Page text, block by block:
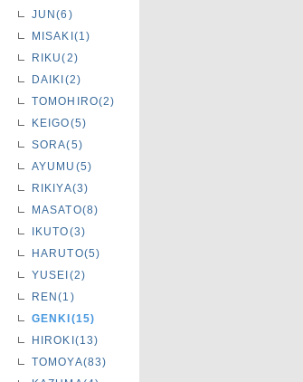
JUN(6)
MISAKI(1)
RIKU(2)
DAIKI(2)
TOMOHIRO(2)
KEIGO(5)
SORA(5)
AYUMU(5)
RIKIYA(3)
MASATO(8)
IKUTO(3)
HARUTO(5)
YUSEI(2)
REN(1)
GENKI(15)
HIROKI(13)
TOMOYA(83)